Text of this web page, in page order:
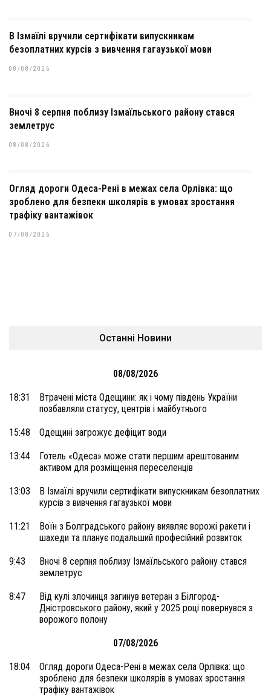
В Ізмаїлі вручили сертифікати випускникам
безоплатних курсів з вивчення гагаузької мови
08/08/2026
Вночі 8 серпня поблизу Ізмаїльського району стався
землетрус
08/08/2026
Огляд дороги Одеса-Рені в межах села Орлівка: що
зроблено для безпеки школярів в умовах зростання
трафіку вантажівок
07/08/2026
Останні Новини
08/08/2026
18:31
Втрачені міста Одещини: як і чому південь України
позбавляли статусу, центрів і майбутнього
15:48 Одещині загрожує дефіцит води
13:44
Готель «Одеса» може стати першим арештованим
активом для розміщення переселенців
13:03
В Ізмаїлі вручили сертифікати випускникам безоплатних
курсів з вивчення гагаузької мови
11:21
Воїн з Болградського району виявляє ворожі ракети і
шахеди та планує подальший професійний розвиток
9:43
Вночі 8 серпня поблизу Ізмаїльського району стався
землетрус
8:47
Від кулі злочинця загинув ветеран з Білгород-
Дністровського району, який у 2025 році повернувся з
ворожого полону
07/08/2026
18:04
Огляд дороги Одеса-Рені в межах села Орлівка: що
зроблено для безпеки школярів в умовах зростання
трафіку вантажівок